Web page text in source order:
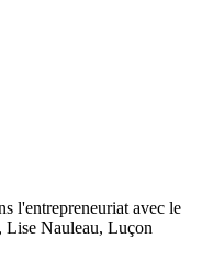
l'entrepreneuriat avec le
Lise Nauleau, Luçon